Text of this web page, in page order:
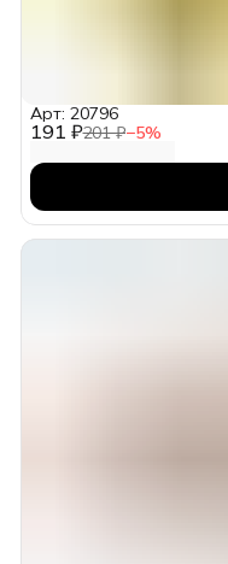
191 ₽201 ₽−5%
Арт: 20796